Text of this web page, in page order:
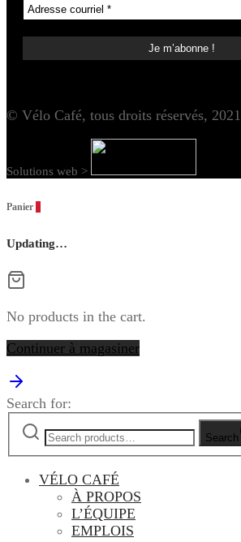
© Vélo Café, tous droits réservés, 2021
Solutions web >
Panier
Updating…
No products in the cart.
Continuer à magasiner
Search for:
Search
VÉLO CAFÉ
À PROPOS
L’ÉQUIPE
EMPLOIS